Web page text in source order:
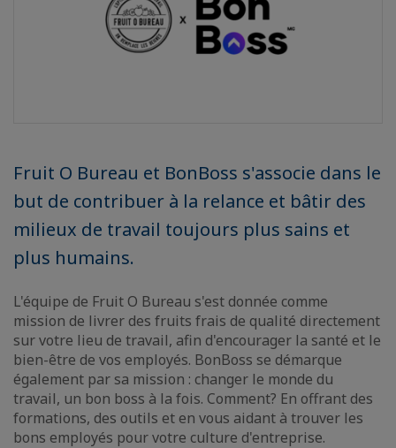
Fruit O Bureau et BonBoss s'associe dans le
but de contribuer à la relance et bâtir des
milieux de travail toujours plus sains et
plus humains.
L'équipe de Fruit O Bureau s'est donnée comme
mission de livrer des fruits frais de qualité directement
sur votre lieu de travail, afin d'encourager la santé et le
bien-être de vos employés. BonBoss se démarque
également par sa mission : changer le monde du
travail, un bon boss à la fois. Comment? En offrant des
formations, des outils et en vous aidant à trouver les
bons employés pour votre culture d'entreprise.